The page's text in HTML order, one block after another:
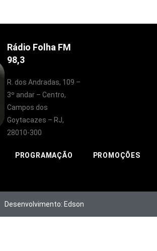
Rádio Folha FM
98,3
R. dos Andradas, 109 –
3º andar – Centro,
Campos dos
Goytacazes – RJ,
28010-300
PROGRAMAÇÃO PROMOÇÕES
Desenvolvimento: Edson